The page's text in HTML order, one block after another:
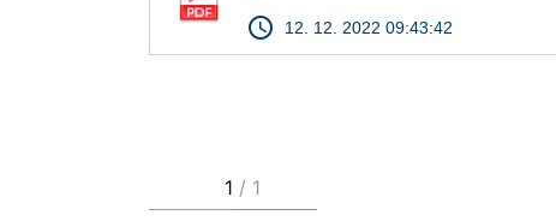
access_time 12. 12. 2022 09:43:42